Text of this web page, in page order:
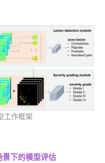
工作框架
下的模型评估